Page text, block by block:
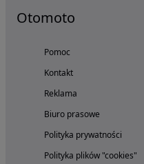
Otomoto
Pomoc
Kontakt
Reklama
Biuro prasowe
Polityka prywatności
Polityka plików "cookies"